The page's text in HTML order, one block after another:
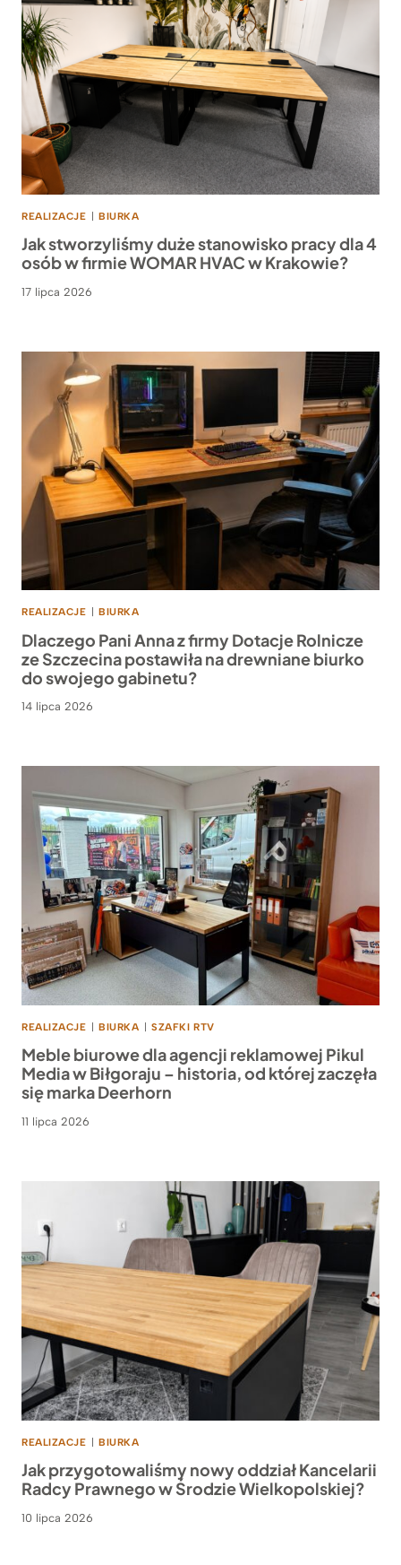
REALIZACJE | BIURKA
Jak stworzyliśmy duże stanowisko pracy dla 4
osób w firmie WOMAR HVAC w Krakowie?
17 lipca 2026
REALIZACJE BIURKA
Dlaczego Pani Anna z firmy Dotacje Rolnicze
ze Szczecina postawiła na drewniane biurko
do swojego gabinetu?
14 lipca 2026
REALIZACJE BIURKA SZAFKI RTV
Meble biurowe dla agencji reklamowej Pikul
Media w Biłgoraju – historia, od której zaczęła
się marka Deerhorn
11 lipca 2026
REALIZACJE | BIURKA
Jak przygotowaliśmy nowy oddział Kancelarii
Radcy Prawnego w Środzie Wielkopolskiej?
10 lipca 2026